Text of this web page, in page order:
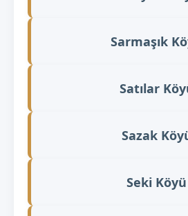
Sarmaşık
Satılar
Sazak
Seki Köyü